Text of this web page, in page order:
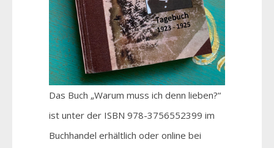
Das Buch „Warum muss ich denn lieben?“
ist unter der ISBN 978-3756552399 im
Buchhandel erhältlich oder online bei